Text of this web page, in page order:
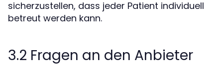
sicherzustellen, dass jeder Patient individuell
betreut werden kann.
3.2 Fragen an den Anbieter